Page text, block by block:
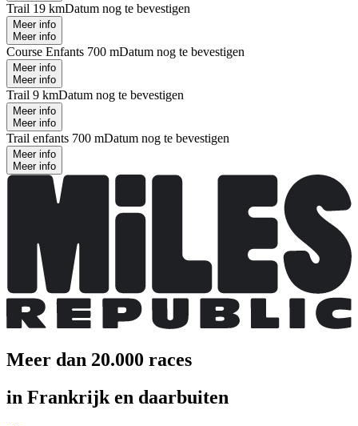
Trail 19 kmDatum nog te bevestigen
Meer info
Meer info
Course Enfants 700 mDatum nog te bevestigen
Meer info
Meer info
Trail 9 kmDatum nog te bevestigen
Meer info
Meer info
Trail enfants 700 mDatum nog te bevestigen
Meer info
Meer info
Meer dan 20.000 races
in Frankrijk en daarbuiten